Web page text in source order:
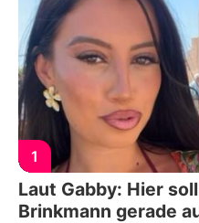
1
Laut Gabby: Hier
Brinkmann gerade